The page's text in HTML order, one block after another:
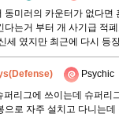
동미러의 카운터가 없다면
다는거 부터 개 사기급 적
세 였지만 최근에 다시 등
Psychic
퍼리그에 쓰이는데 슈퍼리
으로 자주 설치고 다니는